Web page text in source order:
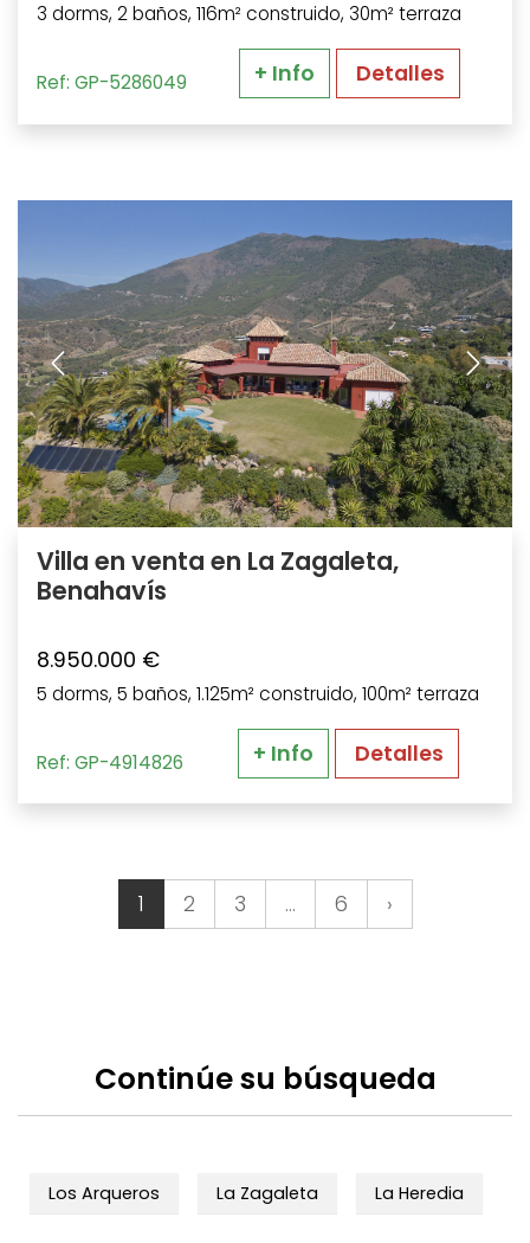
3 dorms, 2 baños, 116m² construido, 30m² terraza
Ref: GP-5286049 + Info Detalles
Villa en venta en La Zagaleta,
Benahavís
8.950.000 €
5 dorms, 5 baños, 1.125m² construido, 100m² terraza
Ref: GP-4914826 + Info Detalles
1 2 3 … 6 ›
Continúe su búsqueda
Los Arqueros La Zagaleta La Heredia